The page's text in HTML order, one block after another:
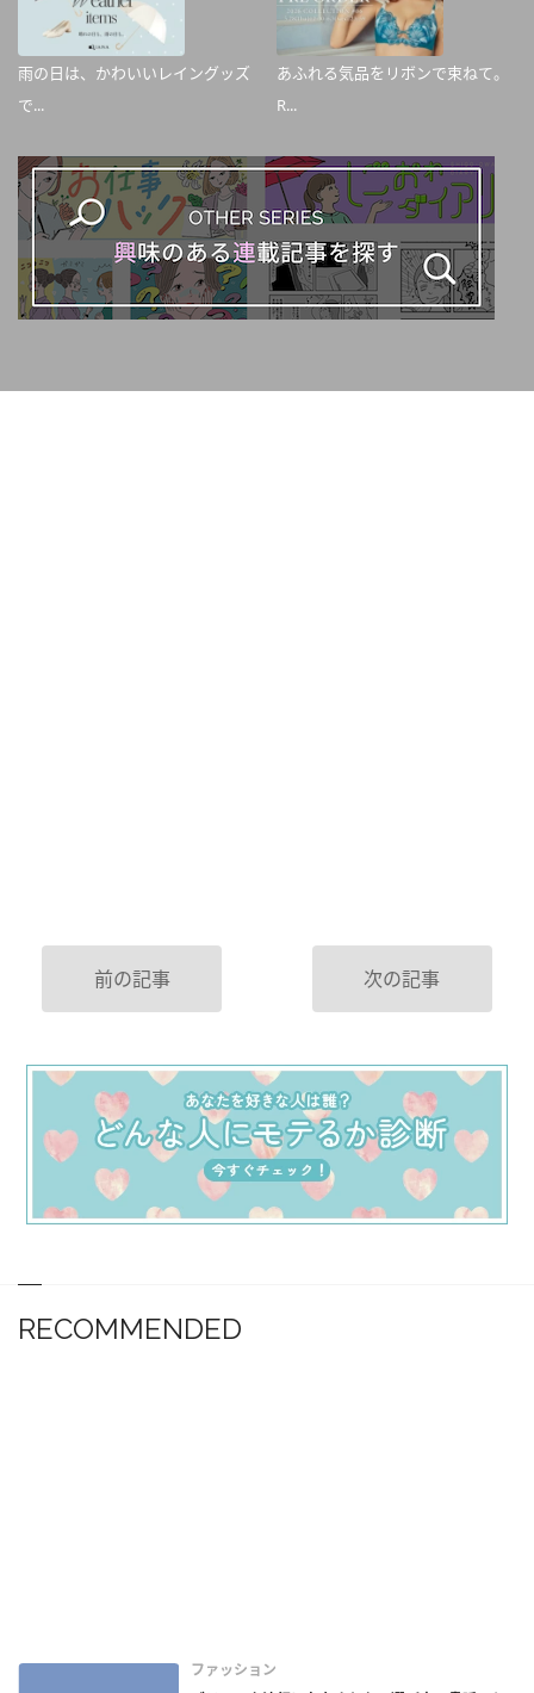
雨の日は、かわいいレイングッズ
で...
あふれる気品をリボンで束ねて。
R...
前の記事 次の記事
RECOMMENDED
ファッション